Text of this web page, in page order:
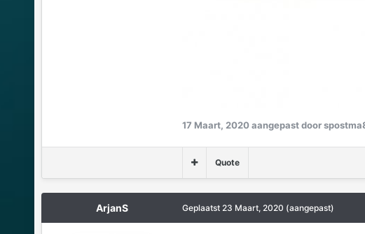
17 Maart, 2020aangepast door
Quote
ArjanS Geplaatst 23 Maart, 2020 (aangepast)